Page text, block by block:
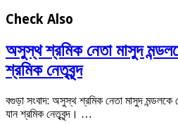
Check Also
অসুস্থ শ্রমিক নেতা মাসুদ
শ্রমিক নেতৃবৃন্দ
বগুড়া সংবাদ: অসুস্থ শ্রমিক নেতা মাসুদ মন্ডলকে
যান শ্রমিক নেতৃবৃন্দ। …